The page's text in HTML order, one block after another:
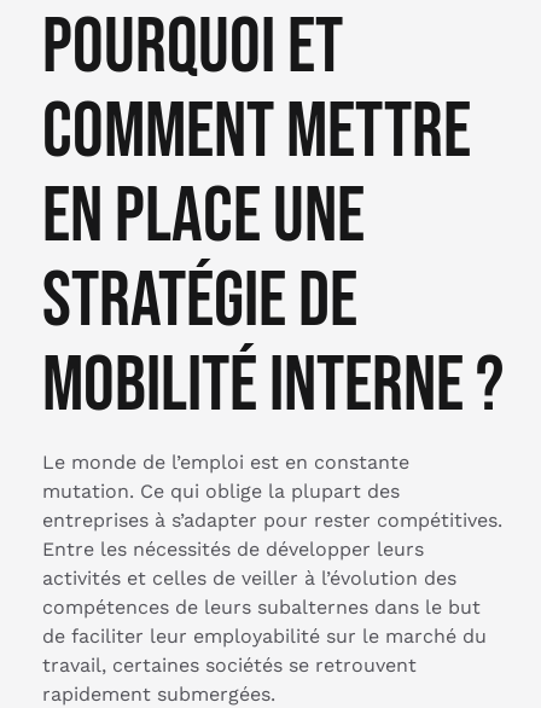
Pourquoi et
comment mettre
en place une
stratégie de
mobilité interne ?
Le monde de l’emploi est en constante
mutation. Ce qui oblige la plupart des
entreprises à s’adapter pour rester compétitives.
Entre les nécessités de développer leurs
activités et celles de veiller à l’évolution des
compétences de leurs subalternes dans le but
de faciliter leur employabilité sur le marché du
travail, certaines sociétés se retrouvent
rapidement submergées.